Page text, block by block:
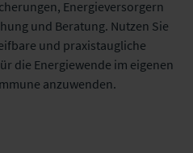
Energieversorgern
und Beratung. Nutzen Sie
und praxistaugliche
die Energiewende im eigenen
anzuwenden.